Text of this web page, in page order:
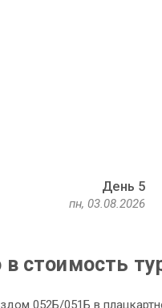
День 5
пн, 03.08.2026
стоимость
052Б/051Б в